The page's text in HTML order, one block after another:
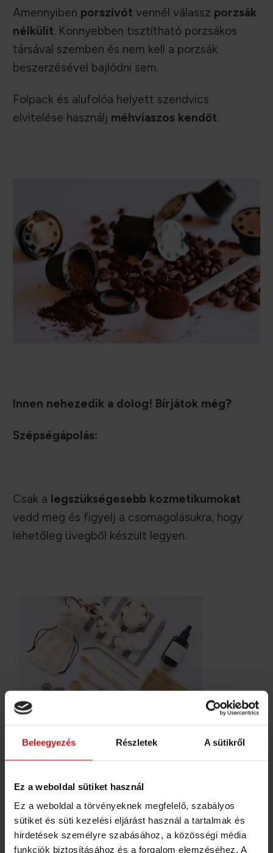
Beleegyezés Részletek A sütikről
Ez a weboldal sütiket használ
Ez a weboldal a törvényeknek megfelelő, szabályos
sütiket és süti kezelési eljárást használ a tartalmak és
hirdetések személyre szabásához, a közösségi média
funkciók biztosításához és a forgalom elemzéséhez. A
Amennyiben porszívót vennél válassz porzsák
nélkülit. Könnyebben tisztítható porzsákos
társával szemben és nem kell a porzsák
beszerzésével bajlódni sem.
Folpack és alufolóa helyett szendvics
elvitelése használj méhviaszos kendőt.
Innen nehezedik a dolog! Bírjátok még?
Szépségápolás:
Csak a legszükségesebb kozmetikumokat
vedd meg és figyelj a csomagolásukra, hogy
lehetőleg üvegből készült legyen.
(pl.: arcradír, fogkrém) válassz természetes és
valódi összetevőket tartalmazót! Rengeteg
van már a boltok polcain.